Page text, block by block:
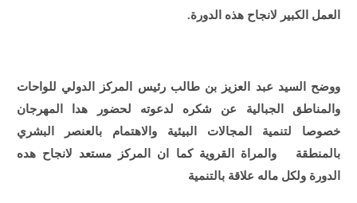
العمل الكبير لانجاح هذه الدورة.
ووضح السيد عبد العزيز بن طالب رئيس المركز الدولي للواحات
والمناطق الجبالية عن شكره لدعوته لحضور هدا المهرجان
خصوصا لتنمية المجالات البيئية والاهتمام بالعنصر البشري
بالمنطقة والمراة القروية كما ان المركز
مستعد
لانجاح هده
الدورة ولكل ماله علاقة بالتنمية